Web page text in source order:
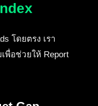
โดยตรง เรา
พื่อช่วยให้ Report